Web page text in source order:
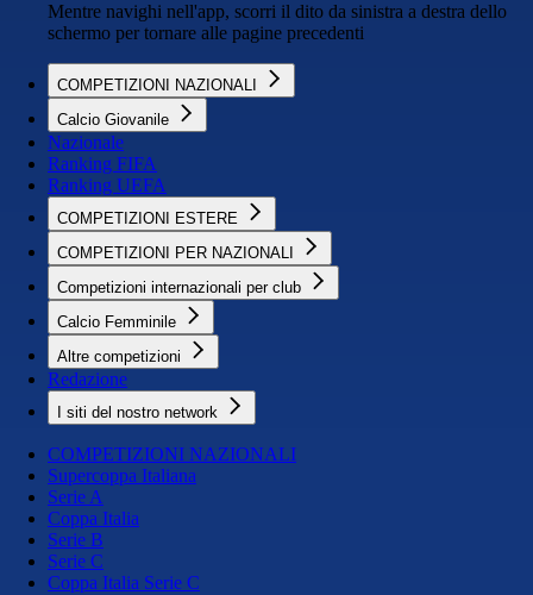
Mentre navighi nell'app, scorri il dito da sinistra a destra dello
schermo per tornare alle pagine precedenti
COMPETIZIONI NAZIONALI
Calcio Giovanile
Nazionale
Ranking FIFA
Ranking UEFA
COMPETIZIONI ESTERE
COMPETIZIONI PER NAZIONALI
Competizioni internazionali per club
Calcio Femminile
Altre competizioni
Redazione
I siti del nostro network
COMPETIZIONI NAZIONALI
Supercoppa Italiana
Serie A
Coppa Italia
Serie B
Serie C
Coppa Italia Serie C